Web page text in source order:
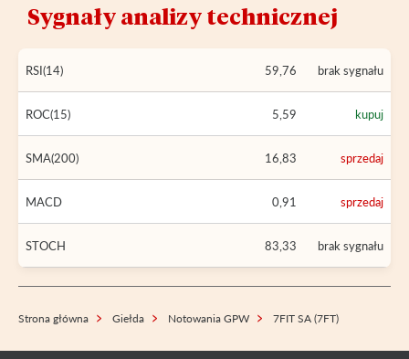
Sygnały analizy technicznej
RSI(14) 59,76 brak sygnału
ROC(15) 5,59 kupuj
SMA(200) 16,83 sprzedaj
MACD 0,91 sprzedaj
STOCH 83,33 brak sygnału
Strona główna Giełda Notowania GPW 7FIT SA (7FT)